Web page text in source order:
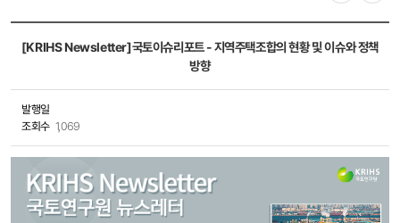
복사
[KRIHS Newsletter]국토이슈리포트 - 지역주택조합의 현황 및 이슈와 정책
방향
발행일
조회수 1,069